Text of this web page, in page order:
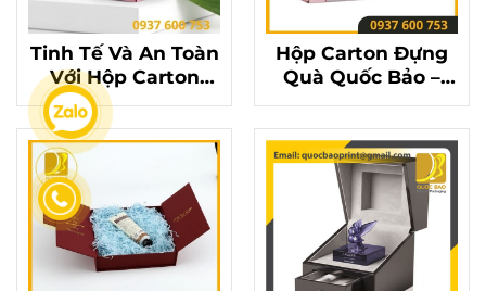
Tinh Tế Và An Toàn
Với Hộp Carton
Đựng Quà Quốc
Bảo
Hộp Carton Đựng
Quà Quốc Bảo –
Bảo Vệ Món Quà
Yêu Thương